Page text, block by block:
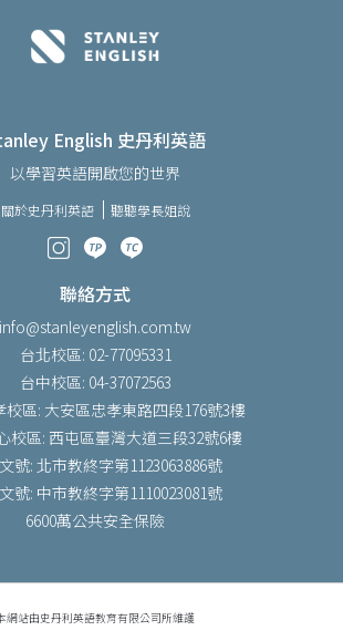
English 史丹利英語
以學習英語開啟您的世界
關於史丹利英語 聽聽學長姐說
聯絡方式
info@stanleyenglish.com.tw
台北校區: 02-77095331
台中校區: 04-37072563
校區: 大安區忠孝東路四段176號3樓
校區: 西屯區臺灣大道三段32號6樓
號: 北市教終字第1123063886號
號: 中市教終字第1110023081號
6600萬公共安全保險
網站由史丹利英語教育有限公司所維護